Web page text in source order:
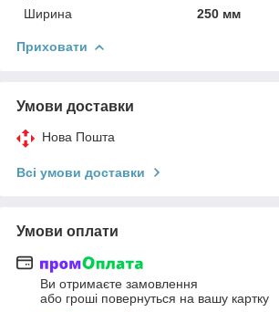
Ширина
250 мм
Приховати
Умови доставки
Нова Пошта
Всі умови доставки
Умови оплати
Ви отримаєте замовлення
або гроші повернуться на вашу картку